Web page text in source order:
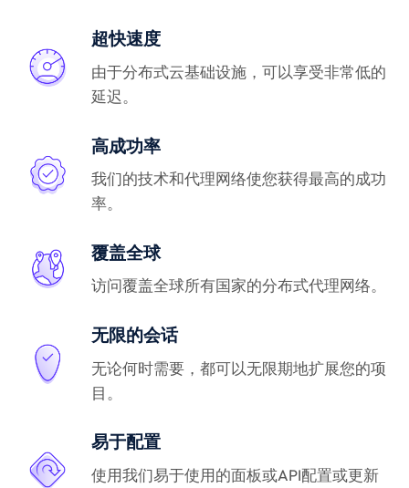
超快速度
由于分布式云基础设施，可以享受非常低的
延迟。
高成功率
我们的技术和代理网络使您获得最高的成功
率。
覆盖全球
访问覆盖全球所有国家的分布式代理网络。
无限的会话
无论何时需要，都可以无限期地扩展您的项
目。
易于配置
使用我们易于使用的面板或API配置或更新